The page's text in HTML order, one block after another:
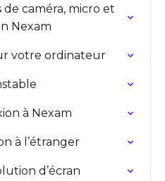
caméra, micro et
Nexam
votre ordinateur
à Nexam
à l’étranger
d’écran